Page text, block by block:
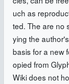
uch as
ted. The are no
ying the
basis for a new
opied from
Wiki does not